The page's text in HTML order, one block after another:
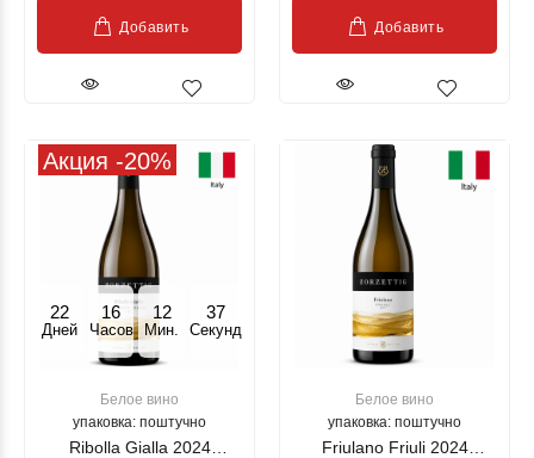
Добавить Добавить
22
Дней
16
Часов
12
Мин.
36
Секунд
Акция -20%
Белое вино
упаковка: поштучно
Ribolla Gialla 2024
Белое вино
упаковка: поштучно
Friulano Friuli 2024